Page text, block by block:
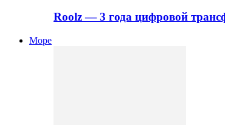
Roolz — 3 года цифровой
Море